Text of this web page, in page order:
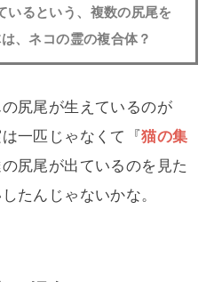
いるという、複数の尻尾を
、ネコの霊の複合体？
尻尾が生えているのが
一匹じゃなくて『猫の集
尻尾が出ているのを見た
たんじゃないかな。